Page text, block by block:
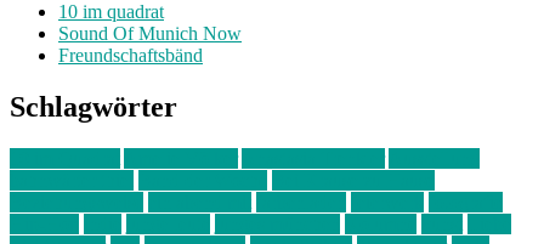
10 im quadrat
Sound Of Munich Now
Freundschaftsbänd
Schlagwörter